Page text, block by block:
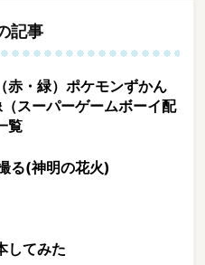
記事
赤・緑）ポケモンずかん
スーパーゲームボーイ配
覧
る(神明の花火)
してみた